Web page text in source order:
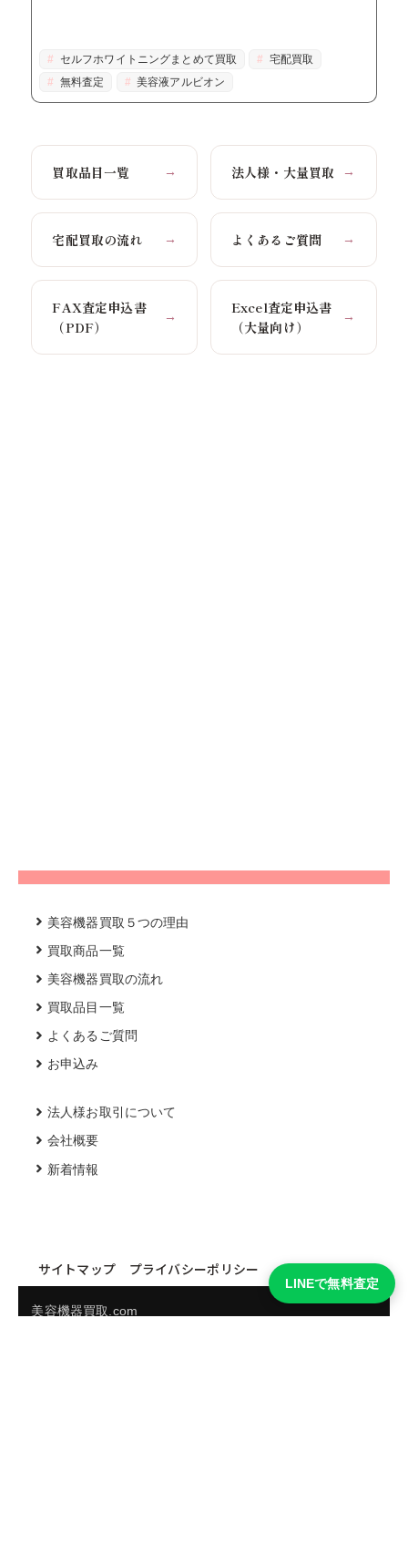
セルフホワイトニングまとめて買取
宅配買取
無料査定
美容液アルビオン
買取品目一覧 → 法人様・大量買取 →
宅配買取の流れ → よくあるご質問 →
FAX査定申込書
（PDF）
→
Excel査定申込書
（大量向け）
→
美容機器買取５つの理由
買取商品一覧
美容機器買取の流れ
買取品目一覧
よくあるご質問
お申込み
法人様お取引について
会社概要
新着情報
サイトマップ プライバシーポリシー
美容機器買取.com
LINEで無料査定